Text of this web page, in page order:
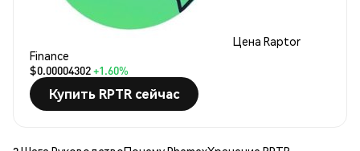
Цена Raptor
Finance
$0.00004302+1.60%
Купить RPTR сейчас